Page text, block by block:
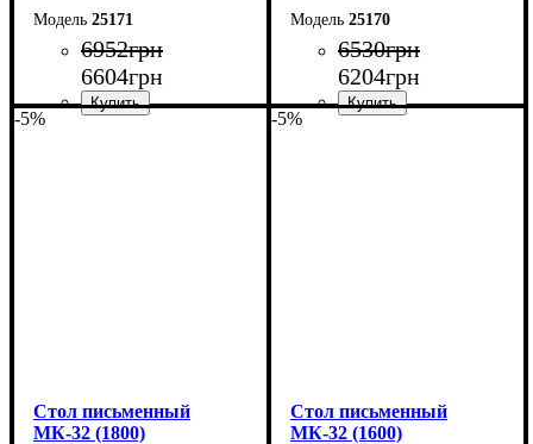
25171
6952грн
6604грн
25170
6530грн
6204грн
-5%
Cтол письменный
МК-32 (1800)
-5%
Cтол письменный
МК-32 (1600)